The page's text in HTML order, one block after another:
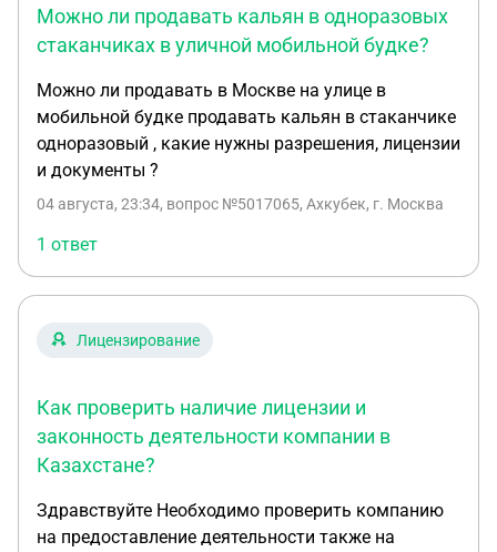
Можно ли продавать кальян в одноразовых
стаканчиках в уличной мобильной будке?
Можно ли продавать в Москве на улице в
мобильной будке продавать кальян в стаканчике
одноразовый , какие нужны разрешения, лицензии
и документы ?
04 августа, 23:34, вопрос №5017065, Ахкубек, г. Москва
1 ответ
Лицензирование
Как проверить наличие лицензии и
законность деятельности компании в
Казахстане?
Здравствуйте Необходимо проверить компанию
на предоставление деятельности также на